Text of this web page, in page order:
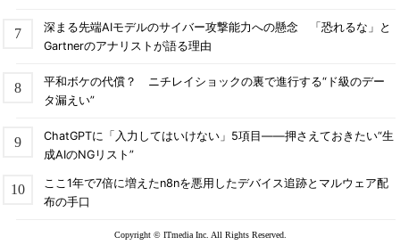
深まる先端AIモデルのサイバー攻撃能力への懸念 「恐れるな」と
Gartnerのアナリストが語る理由
平和ボケの代償？ ニチレイショックの裏で進行する“ド級のデー
タ漏えい”
ChatGPTに「入力してはいけない」5項目――押さえておきたい“生
成AIのNGリスト”
ここ1年で7倍に増えたn8nを悪用したデバイス追跡とマルウェア配
布の手口
Copyright © ITmedia Inc. All Rights Reserved.